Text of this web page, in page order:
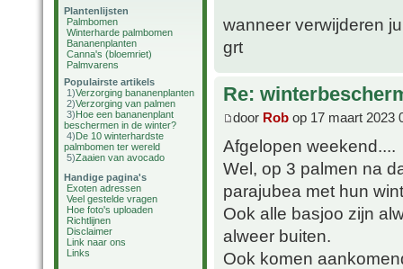
Plantenlijsten
Palmbomen
Winterharde palmbomen
Bananenplanten
Canna's (bloemriet)
Palmvarens
Populairste artikels
1)Verzorging bananenplanten
2)Verzorging van palmen
3)Hoe een bananenplant
beschermen in de winter?
4)De 10 winterhardste
palmbomen ter wereld
5)Zaaien van avocado
Handige pagina's
Exoten adressen
Veel gestelde vragen
Hoe foto's uploaden
Richtlijnen
Disclaimer
Link naar ons
Links
wanneer verwijderen
grt
Re:
door Rob op 17 maart 2023
Afgelopen weekend....
Wel, op 3 palmen na
parajubea met hun
Ook alle basjoo zijn
alweer buiten.
Ook komen